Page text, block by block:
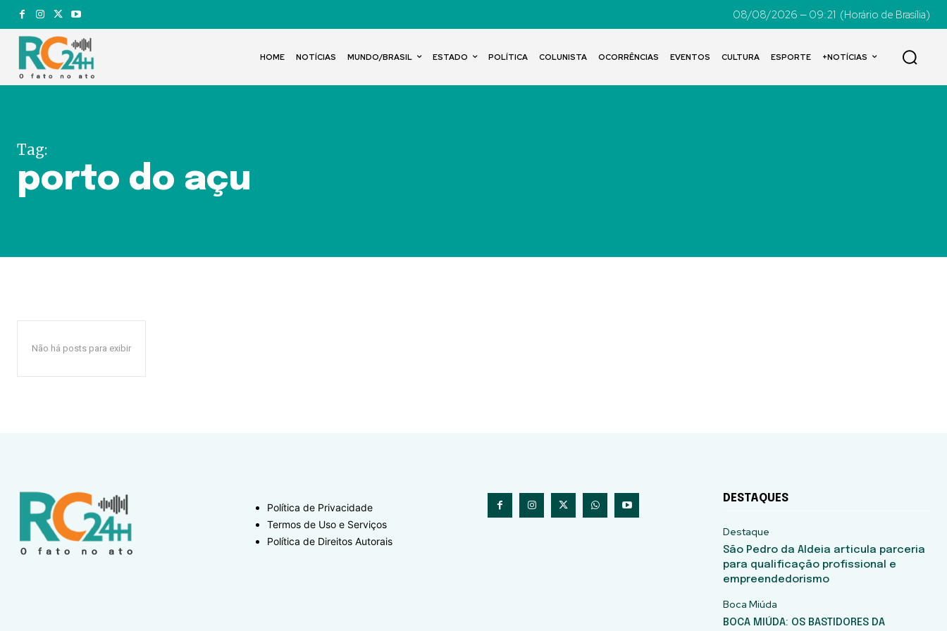
08/08/2026 — 09:21 (Horário de Brasília)
HOME NOTÍCIAS MUNDO/BRASIL ESTADO POLÍTICA COLUNISTA OCORRÊNCIAS EVENTOS CULTURA ESPORTE +NOTÍCIAS
Tag:
porto do açu
Não há posts para exibir
Política de Privacidade
Termos de Uso e Serviços
Política de Direitos Autorais
DESTAQUES
Destaque
São Pedro da Aldeia articula parceria
para qualificação profissional e
empreendedorismo
Boca Miúda
BOCA MIÚDA: OS BASTIDORES DA